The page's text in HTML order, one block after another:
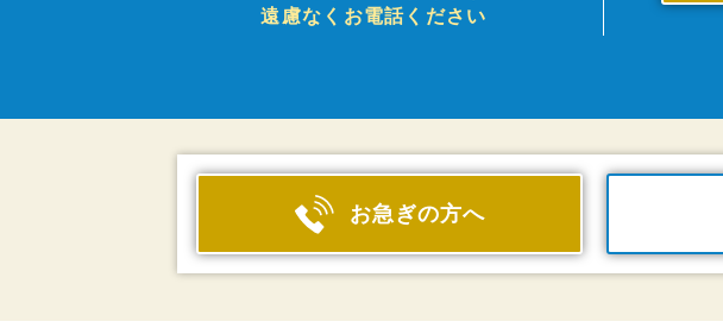
遠慮なくお電話ください
お急ぎの方へ